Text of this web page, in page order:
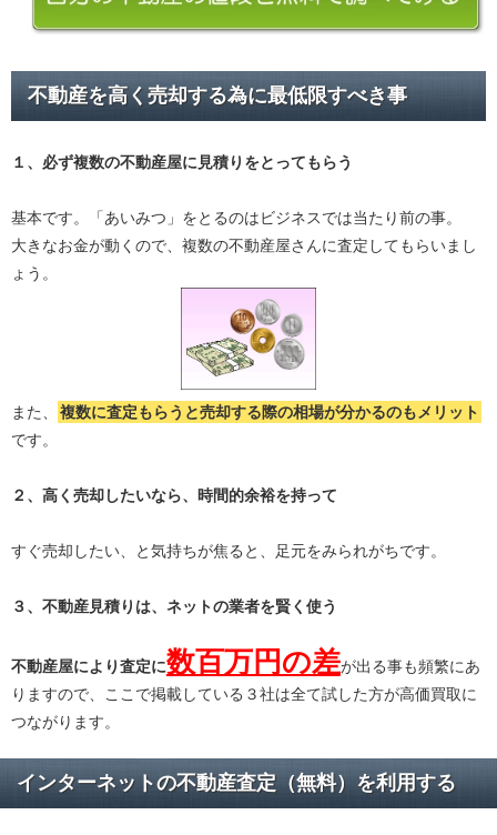
不動産を高く売却する為に最低限すべき事
１、必ず複数の不動産屋に見積り をとってもらう
基本です。「あいみつ」をとるのはビジネスでは当たり前の事。
大きなお金が動くので、複数の不動産屋さんに査定してもらいまし
ょう。
また、 複数に査定もらうと売却する際の相場が分かるのもメリット
です。
２、高く売却したいなら、時間的余裕を持って
すぐ売却したい、と気持ちが焦ると、足元をみられがちです。
３、不動産見積りは、ネットの業者を賢く使う
不動産屋により査定に数百万円の差が出る事も頻繁にあ
りますので、ここで掲載している３社は全て試した方が高価買取に
つながります。
インターネットの不動産査定（無料）を利用する